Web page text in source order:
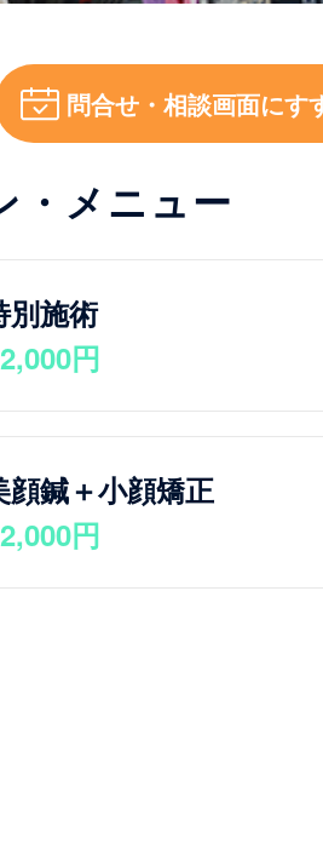
問合せ・相談画面にす
・メニュー
別施術
円
顔鍼＋小顔矯正
円